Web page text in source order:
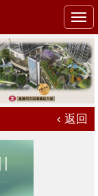
‹ 返回